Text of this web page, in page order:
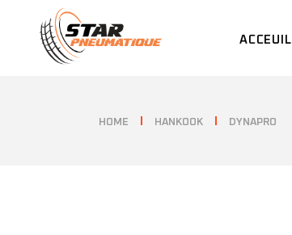
content ACCEUIL
HOME HANKOOK DYNAPRO